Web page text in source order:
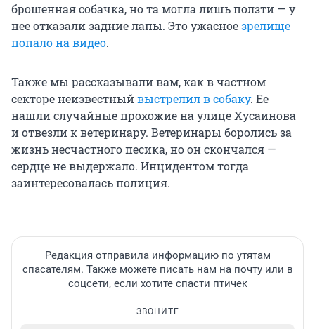
брошенная собачка, но та могла лишь ползти — у
нее отказали задние лапы. Это ужасноезрелище
попало на видео.
Также мы рассказывали вам, как в частном
секторе неизвестныйвыстрелил в собаку. Ее
нашли случайные прохожие на улице Хусаинова
и отвезли к ветеринару. Ветеринары боролись за
жизнь несчастного песика, но он скончался —
сердце не выдержало. Инцидентом тогда
заинтересовалась полиция.
Редакция отправила информацию по утятам
спасателям. Также можете писать нам на почту или в
соцсети, если хотите спасти птичек
ЗВОНИТЕ